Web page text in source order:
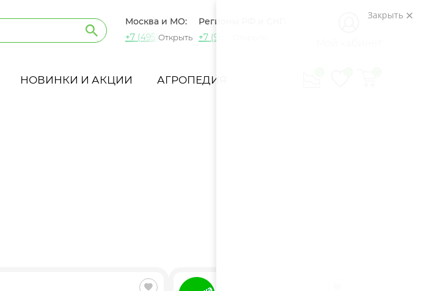
Москва и МО:
+7 (495) 721-60-15
Открыть
Регионы РФ и СНГ:
+7 (965) 420-10-10
НОВИНКИ И АКЦИИ АГРОПЕДИЯ
Закрыть